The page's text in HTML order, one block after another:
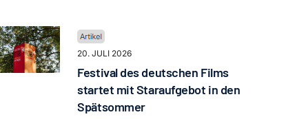
20. JULI 2026
Festival des deutschen Films
startet mit Staraufgebot in den
Spätsommer